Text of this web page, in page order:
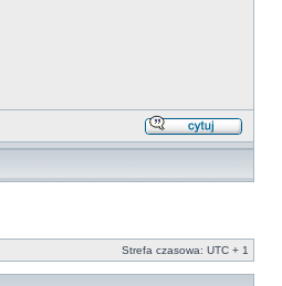
Strefa czasowa: UTC + 1